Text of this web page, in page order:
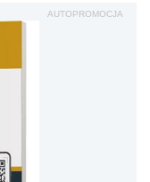
AUTOPROMOCJA